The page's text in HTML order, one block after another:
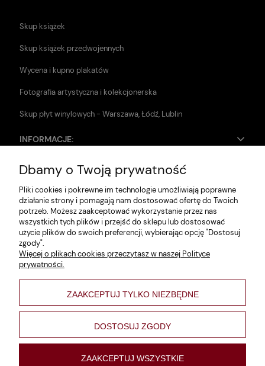
Skup książek
Skup książek przedwojennych
Wycena i kupno plakatów
Fotografia artystyczna i kolekcjonerska
Skup płyt winylowych - Warszawa, Łódź, Lublin
INFORMACJE:
Zwroty i reklamacje
Dane firmy
Jak szukać?
Polityka prywatności
Regulamin
Poltyka cookies
varsaviana
Nowości
Dbamy o Twoją prywatność
Pliki cookies i pokrewne im technologie umożliwiają poprawne
działanie strony i pomagają nam dostosować ofertę do Twoich
potrzeb. Możesz zaakceptować wykorzystanie przez nas
wszystkich tych plików i przejść do sklepu lub dostosować
użycie plików do swoich preferencji, wybierając opcję "Dostosuj
zgody".
Więcej o plikach cookies przeczytasz w naszej Polityce
prywatności.
ZAAKCEPTUJ TYLKO NIEZBĘDNE
DOSTOSUJ ZGODY
ZAAKCEPTUJ WSZYSTKIE